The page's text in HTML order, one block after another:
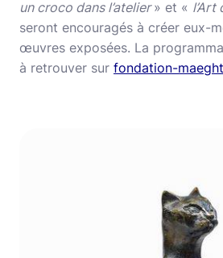
un croco dans l’atelier» et « l’Art
seront encouragés à créer eux-
œuvres exposées. La
à retrouver sur fondation-